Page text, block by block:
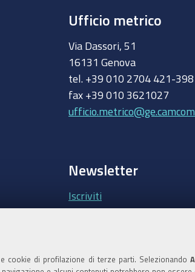
cookie di profilazione di terze parti. Selezionando
Ufficio metrico
Via Dassori, 51
16131 Genova
tel. +39 010 2704 421-398
fax +39 010 3621027
Newsletter
Iscriviti
Accedi